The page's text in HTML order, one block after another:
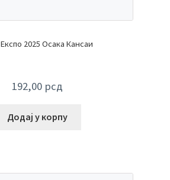
2025 Осака Кансаи
192,00 рсд
Додај у корпу